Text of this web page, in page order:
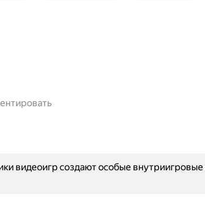
видеоигр создают особые внутриигровые